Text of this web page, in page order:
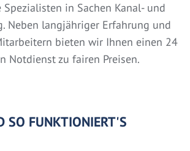
in Sachen Kanal- und
Neben langjähriger Erfahrung und
bieten wir Ihnen einen 24
Notdienst zu fairen Preisen.
SO FUNKTIONIERT'S